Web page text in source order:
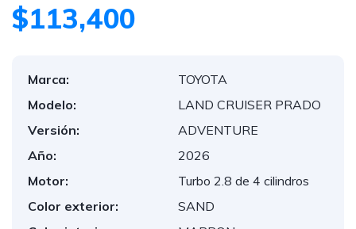
$113,400
Marca:
TOYOTA
Modelo:
LAND CRUISER PRADO
Versión:
ADVENTURE
Año:
2026
Motor:
Turbo 2.8 de 4 cilindros
Color exterior:
SAND